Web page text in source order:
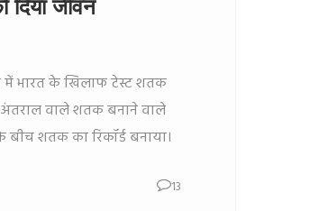
दिया जीवन
में भारत के खिलाफ टेस्ट शतक
वाले शतक बनाने वाले
शतक का रिकॉर्ड बनाया।
13